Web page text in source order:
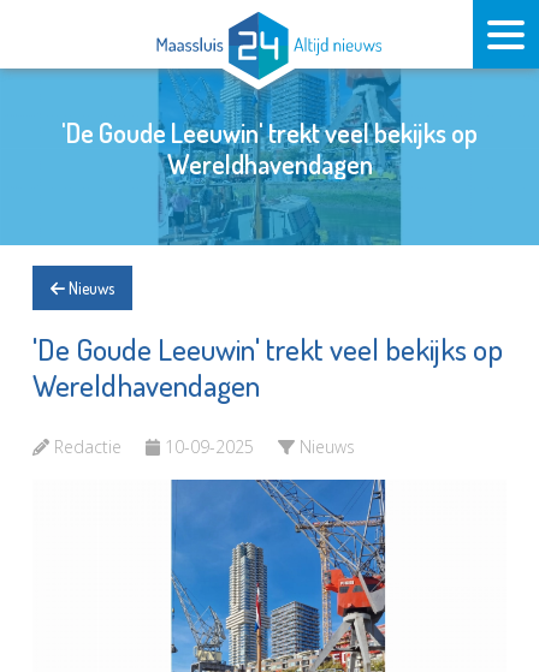
'De Goude Leeuwin' trekt veel bekijks op
Wereldhavendagen
Nieuws
'De Goude Leeuwin' trekt veel bekijks op
Wereldhavendagen
Redactie 10-09-2025 Nieuws